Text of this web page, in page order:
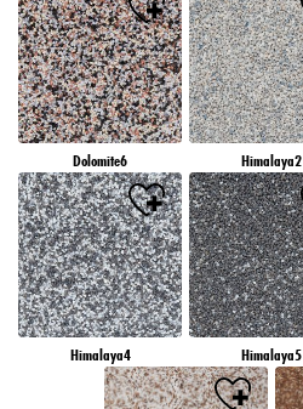
Dolomite6 Himalaya2
Himalaya4 Himalaya5